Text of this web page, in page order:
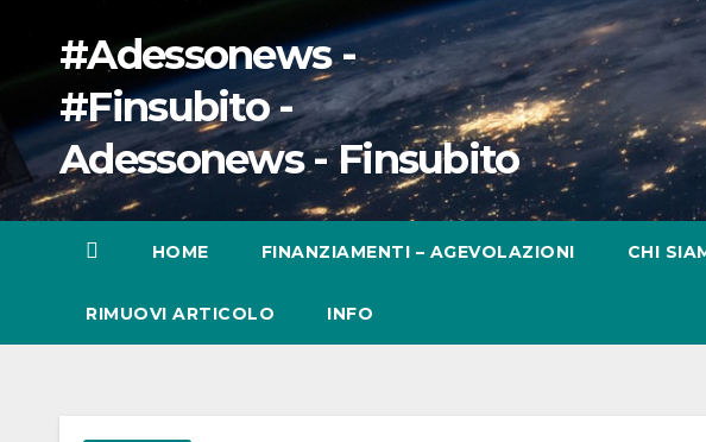
#Adessonews -
#Finsubito -
Adessonews - Finsubito
HOME FINANZIAMENTI – AGEVOLAZIONI CHI
RIMUOVI ARTICOLO INFO